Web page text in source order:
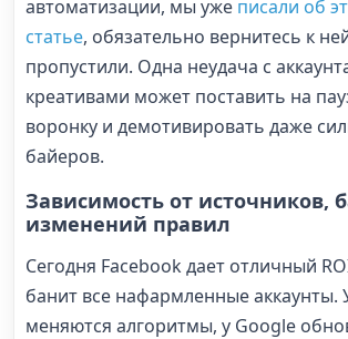
автоматизации, мы уже писали об
статье, обязательно вернитесь к
пропустили. Одна неудача с
креативами может поставить на
воронку и демотивировать даже
байеров.
Зависимость от источников,
изменений правил
Сегодня Facebook дает отличный
банит все нафармленные аккаунты.
меняются алгоритмы, у Google